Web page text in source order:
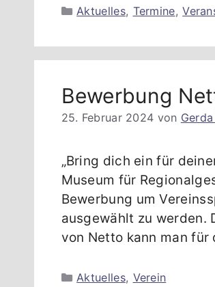
Kategorien
Aktuelles, Termine,
Bewerbung
25. Februar 2024 von
„Bring dich ein für
Museum für
Bewerbung um
ausgewählt zu werden.
von Netto kann man
Kategorien
Aktuelles, Verein